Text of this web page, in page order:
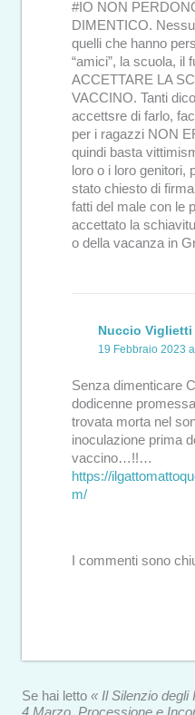
#IO NON
DIMENTICO.
quelli che hanno
“amici”, la scuola, il
ACCETTARE LA
VACCINO. Tanti
accettsre di farlo,
per i ragazzi NON
quindi basta
loro o i loro genitori,
stato chiesto di
fatti del male con le
accettato la
o della vacanza in
Nuccio Viglietti
19 Febbraio 2023
Senza dimenticare
dodicenne
trovata morta nel
inoculazione prima
vaccino…!!…
https://
m/
I commenti sono
Se hai letto « Il Silenzio degli